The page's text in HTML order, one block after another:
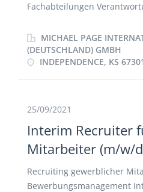
Fachabteilungen
Bewerbungen
Kandidaten Führen von
virtuell wie persönlich
MICHAEL PAGE
(DEUTSCHLAND) GMBH
INDEPENDENCE, KS
25/09/2021
Interim Recruiter
Mitarbeiter (m/w/
Recruiting gewerblicher
Bewerbungsmanagement